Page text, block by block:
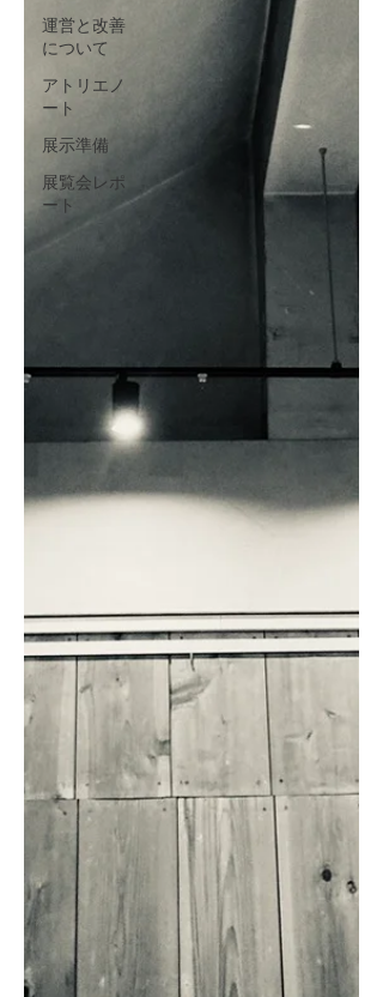
運営と改善
について
アトリエノ
ート
展示準備
展覧会レポ
ート